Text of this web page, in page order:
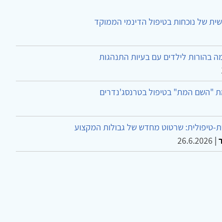
של נוכחות בטיפול הדינמי הממוקד
בהורות לילדים עם בעיות התנהגות
"השם המת" בטיפול בטרנסג'נדרים
טיפולית: שרטוט מחדש של גבולות המקצוע
|
26.6.2026